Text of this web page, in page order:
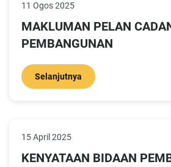
11 Ogos 2025
MAKLUMAN PELAN
PEMBANGUNAN
Selanjutnya
15 April 2025
KENYATAAN BIDAAN